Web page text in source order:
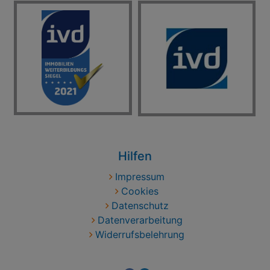
Hilfen
Impressum
Cookies
Datenschutz
Datenverarbeitung
Widerrufsbelehrung